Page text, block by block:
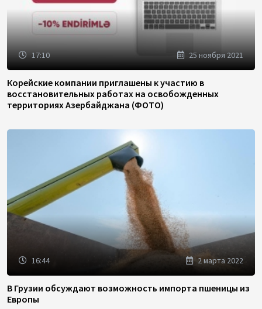
17:10 25 ноября 2021
Корейские компании приглашены к участию в
восстановительных работах на освобожденных
территориях Азербайджана (ФОТО)
16:44 2 марта 2022
В Грузии обсуждают возможность импорта пшеницы из
Европы